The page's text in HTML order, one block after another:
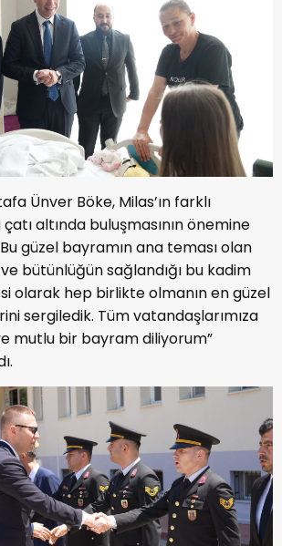
Ünver Böke, Milas’ın farklı
altında buluşmasının önemine
güzel bayramın ana teması olan
bütünlüğün sağlandığı bu kadim
olarak hep birlikte olmanın en güzel
sergiledik. Tüm vatandaşlarımıza
mutlu bir bayram diliyorum”